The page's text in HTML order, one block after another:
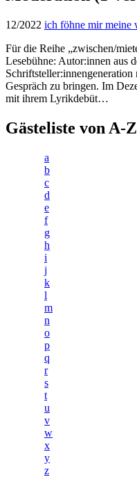
12/2022 ich föhne mir meine
Für die Reihe „zwischen/
Lesebühne: Autor:innen aus
Gespräch zu bringen. Im
mit ihrem Lyrikdebüt…
Gästeliste von A-Z
a
b
c
d
e
f
g
h
i
j
k
l
m
n
o
p
q
r
s
t
u
v
w
x
y
z